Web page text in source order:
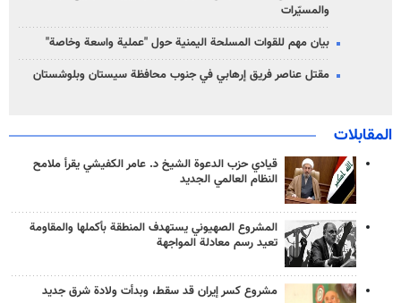
والمسيّرات
بيان مهم للقوات المسلحة اليمنية حول "عملية واسعة وخاصة"
مقتل عناصر فريق إرهابي في جنوب محافظة سيستان وبلوشستان
المقابلات
قيادي حزب الدعوة الشيخ د. عامر الكفيشي يقرأ ملامح
النظام العالمي الجديد
المشروع الصهيوني يستهدف المنطقة بأكملها والمقاومة
تعيد رسم معادلة المواجهة
مشروع كسر إيران قد سقط، وبدأت ولادة شرق جديد